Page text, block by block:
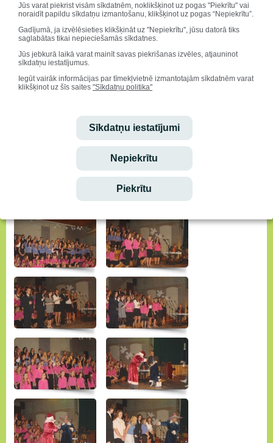
Jūs varat piekrist visām sīkdatnēm, noklikšķinot uz pogas "Piekrītu" vai
noraidīt papildu sīkdatņu izmantošanu, klikšķinot uz pogas “Nepiekrītu”.
Gadījumā, ja izvēlēsieties klikšķināt uz "Nepiekrītu", jūsu datorā tiks
saglabātas tikai nepieciešamās sīkdatnes.
Jūs jebkurā laikā varat mainīt savas piekrišanas izvēles, atjauninot
sīkdatņu iestatījumus.
Iegūt vairāk informācijas par tīmekļvietnē izmantotajām sīkdatnēm varat
klikšķinot uz šīs saites "Sīkdatņu politika"
Sīkdatņu iestatījumi
Nepiekrītu
Piekrītu